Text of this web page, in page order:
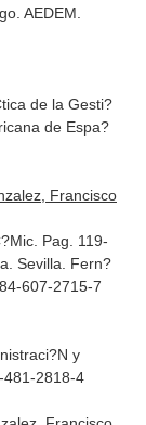
AEDEM.
de la Gesti?
de Espa?
Francisco
Pag. 119-
. Sevilla. Fern?
607-2715-7
y
481-2818-4